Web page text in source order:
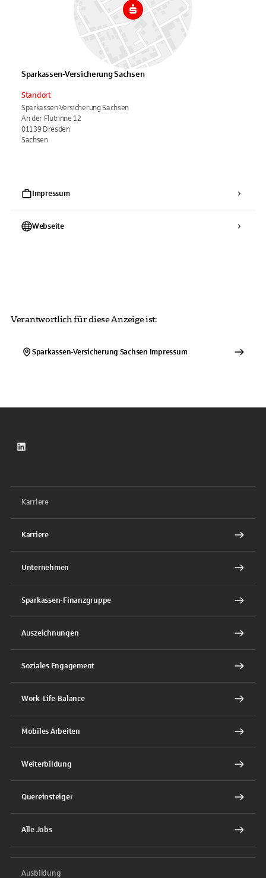
Sparkassen-Versicherung Sachsen
Standort
Sparkassen-Versicherung Sachsen
An der Flutrinne 12
01139 Dresden
Sachsen
Impressum
Webseite
Verantwortlich für diese Anzeige ist:
Sparkassen-Versicherung Sachsen Impressum
LinkedIn
Karriere
Karriere
Unternehmen
Sparkassen-Finanzgruppe
Auszeichnungen
Soziales Engagement
Work-Life-Balance
Mobiles Arbeiten
Weiterbildung
Quereinsteiger
Alle Jobs
Ausbildung